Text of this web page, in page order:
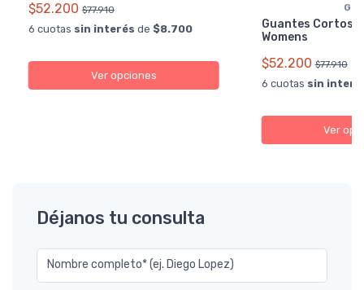
$52.200 $77.910
6 cuotas sin interés de $8.700
Ver opciones
Guantes Cortos
Womens
$52.200 $77.910
6 cuotas sin
Ver
Déjanos tu consulta
Nombre completo* (ej. Diego Lopez)